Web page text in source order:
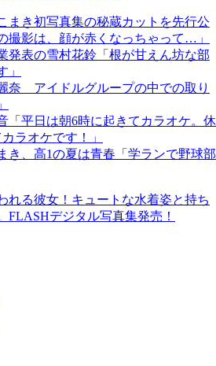
まき初写真集の秘蔵カットを先行公
撮影は、顔が赤くなっちゃって…」
発表の雪村花鈴「根が甘えん坊な部
」
奈 アイドルグループの中での取り
「平日は朝6時に起きてカラオケ。休
ラオケです！」
き、高1の夏は青春「学ランで野球部
れる彼女！キュートな水着姿と持ち
FLASHデジタル写真集発売！